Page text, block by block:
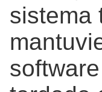
sistema